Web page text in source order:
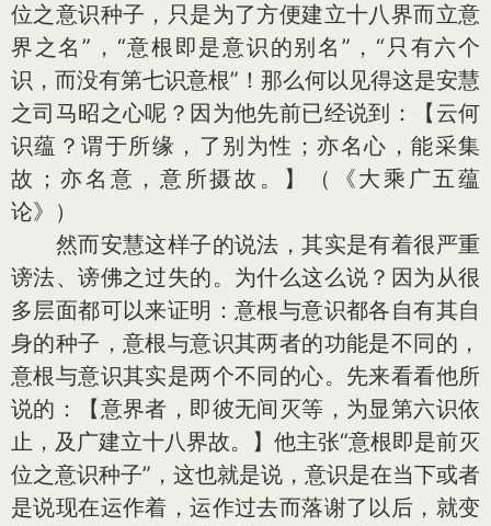
位之意识种子，只是为了方便建立十八界而立意
界之名”，“意根即是意识的别名”，“只有六个
识，而没有第七识意根”！那么何以见得这是安慧
之司马昭之心呢？因为他先前已经说到：【云何
识蕴？谓于所缘，了别为性；亦名心，能采集
故；亦名意，意所摄故。】（《大乘广五蕴
论》）
然而安慧这样子的说法，其实是有着很严重
谤法、谤佛之过失的。为什么这么说？因为从很
多层面都可以来证明：意根与意识都各自有其自
身的种子，意根与意识其两者的功能是不同的，
意根与意识其实是两个不同的心。先来看看他所
说的：【意界者，即彼无间灭等，为显第六识依
止，及广建立十八界故。】他主张“意根即是前灭
位之意识种子”，这也就是说，意识是在当下或者
是说现在运作着，运作过去而落谢了以后，就变